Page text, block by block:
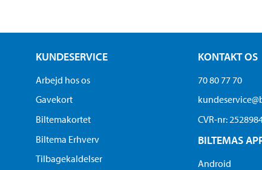
KUNDESERVICE
Arbejd hos os
Gavekort
Biltemakortet
Biltema Erhverv
Tilbagekaldelser
KONTAKT OS
70 80 77 70
CVR-nr:
BILTEMAS
Android